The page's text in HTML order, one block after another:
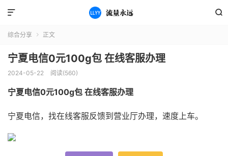


综合分享  正文
宁夏电信0元100g包 在线客服办理
2024-05-22 阅读(560)
宁夏电信0元100g包 在线客服办理
宁夏电信，找在线客服反馈到营业厅办理，速度上车。